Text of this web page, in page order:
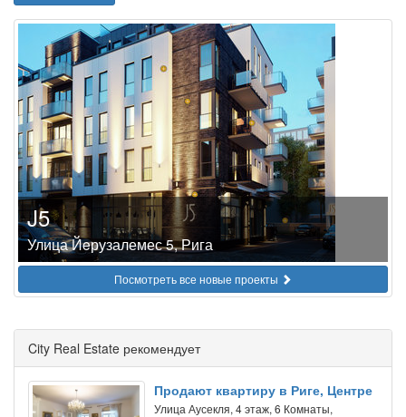
J5
Улица Йeрузалемес 5, Рига
Посмотреть все новые проекты
City Real Estate рекомендует
Продают квартиру в Риге, Центре
Улица Аусекля, 4 этаж, 6 Комнаты,